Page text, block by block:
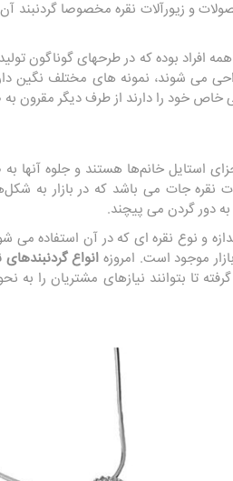
و زيورآلات نقره مخصوصا
همه افراد بوده که در طرحهای گوناگون
می شوند، نمونه های مختلف نگین
خاص خود را دارند از طرف دیگر مقرون
استایل خانم‌ها هستند و جلوه آنها
نقره جات می باشد که در بازار
دور گردن می پیچند.
و نوع نقره ای که در آن استفاده
موجود است. امروزه انواع گردنبندهای
تا بتوانند نیازهای مشتریان را